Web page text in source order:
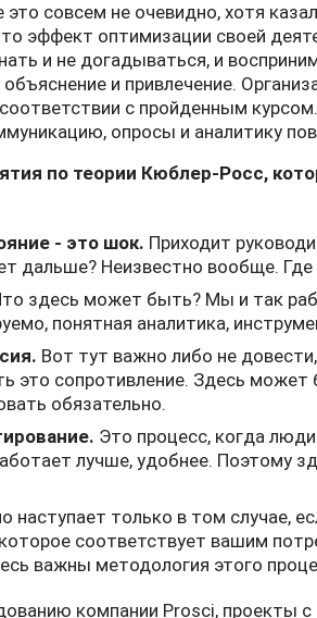
совсем не очевидно, хотя
эффект оптимизации своей
и не догадываться, и
и привлечение.
с пройденным
опросы и аналитику
по теории Кюблер-Росс,
- это шок. Приходит
дальше? Неизвестно вообще.
здесь может быть? Мы и так
понятная аналитика,
Вот тут важно либо не
это сопротивление. Здесь
обязательно.
Это процесс, когда
лучше, удобнее. Поэтому
наступает только в том случае,
соответствует вашим
важны методология этого
компании Prosci, проекты